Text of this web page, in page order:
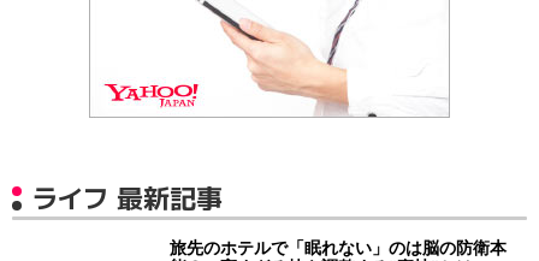
旅先のホテルで「眠れない」のは脳の防衛本